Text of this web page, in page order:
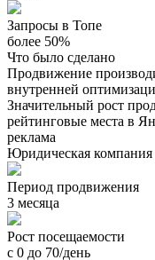
Запросы в Топе
более 50%
Что было сделано
Продвижение
внутренней
Значительный рост
рейтинговые места в
реклама
Юридическая компания
Период продвижения
3 месяца
Рост посещаемости
с 0 до 70/день